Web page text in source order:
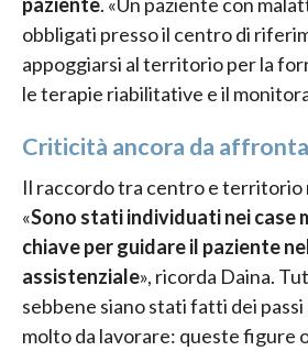
paziente. «Un paziente con
obbligati presso il centro di
appoggiarsi al territorio per la
le terapie riabilitative e il
Criticità ancora da
Il raccordo tra centro e territorio
«Sono stati individuati nei case
chiave per guidare il paziente
assistenziale», ricorda Daina.
sebbene siano stati fatti dei passi
molto da lavorare: queste figure